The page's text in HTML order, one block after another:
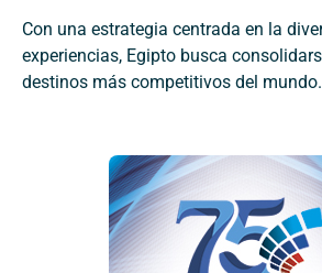
Con una estrategia centrada en la
experiencias, Egipto busca
destinos más competitivos del mundo.